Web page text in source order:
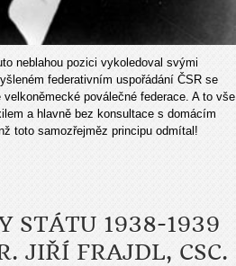
neblahou pozici vykoledoval svými
federativním uspořádání ČSR se
poválečné federace. A to vše
a hlavně bez konsultace s domácím
toto samozřejměz principu odmítal!
STÁTU 1938-1939
JIŘÍ FRAJDL, CSC.